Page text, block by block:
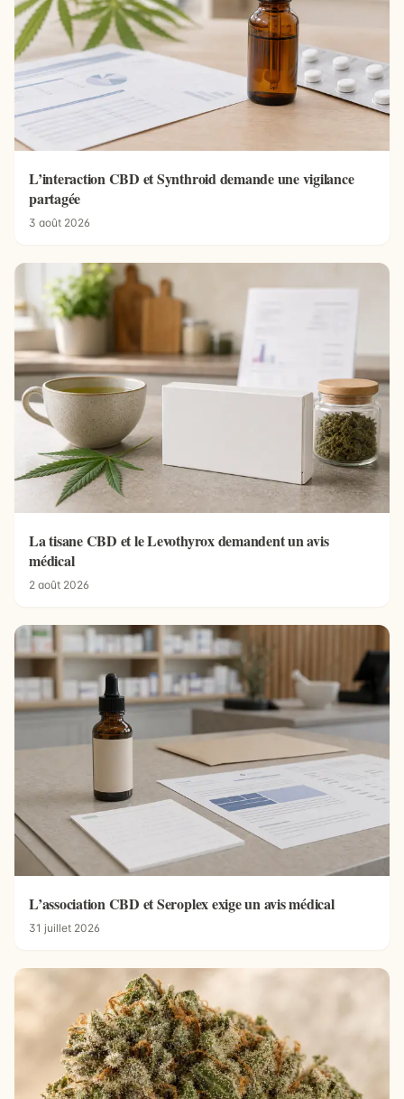
L’interaction CBD et Synthroid demande une vigilance
partagée
3 août 2026
La tisane CBD et le Levothyrox demandent un avis
médical
2 août 2026
L’association CBD et Seroplex exige un avis médical
31 juillet 2026